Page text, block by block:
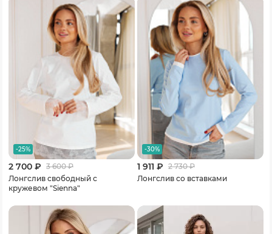
-25%
2 700 ₽ 3 600₽
Лонгслив свободный с
кружевом "Sienna"
-30%
1 911 ₽ 2 730₽
Лонгслив со вставками